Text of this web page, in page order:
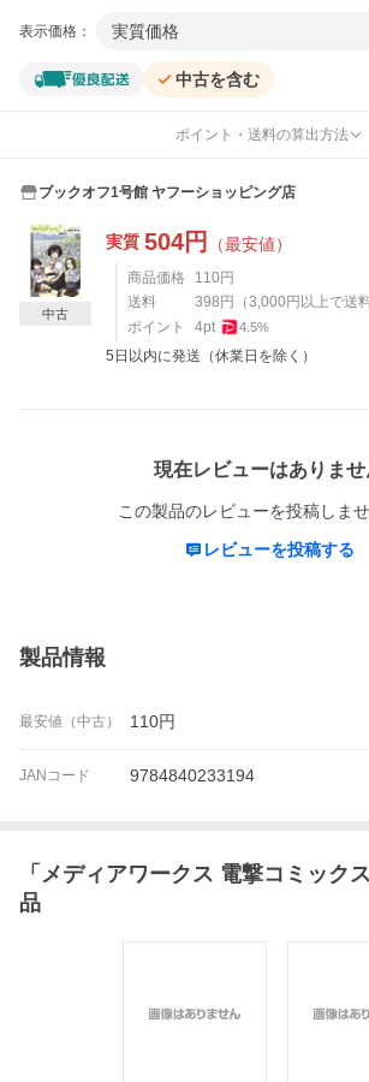
表示価格： 実質価格
中古を含む
ポイント・送料の算出方法
ブックオフ1号館 ヤフーショッピング店
実質 504円 （最安値）
商品価格 110 円
送料
398 円 （3,000 円以上で送
ポイント
4pt 4.5%
5日以内に発送（休業日を除く）
中古
現在レビューはありませ
この製品のレビューを投稿しま
レビューを投稿する
製品情報
最安値（中古） 110円
JANコード 9784840233194
「 メディアワークス 電撃コミックス
品